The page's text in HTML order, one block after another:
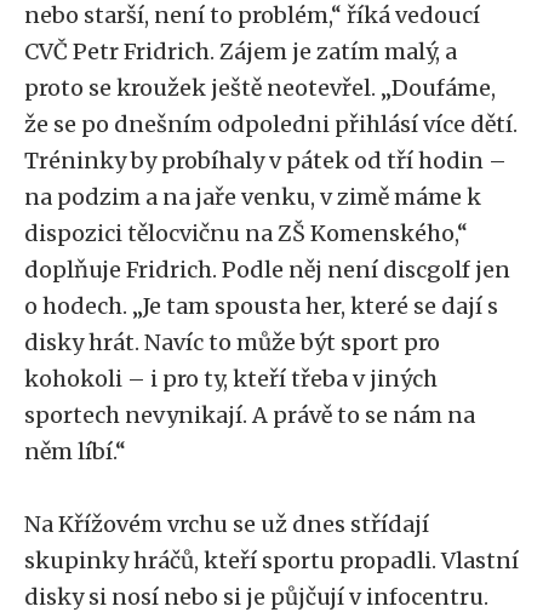
nebo starší, není to problém,“ říká vedoucí
CVČ Petr Fridrich. Zájem je zatím malý, a
proto se kroužek ještě neotevřel. „Doufáme,
že se po dnešním odpoledni přihlásí více dětí.
Tréninky by probíhaly v pátek od tří hodin –
na podzim a na jaře venku, v zimě máme k
dispozici tělocvičnu na ZŠ Komenského,“
doplňuje Fridrich. Podle něj není discgolf jen
o hodech. „Je tam spousta her, které se dají s
disky hrát. Navíc to může být sport pro
kohokoli – i pro ty, kteří třeba v jiných
sportech nevynikají. A právě to se nám na
něm líbí.“
Na Křížovém vrchu se už dnes střídají
skupinky hráčů, kteří sportu propadli. Vlastní
disky si nosí nebo si je půjčují v infocentru.